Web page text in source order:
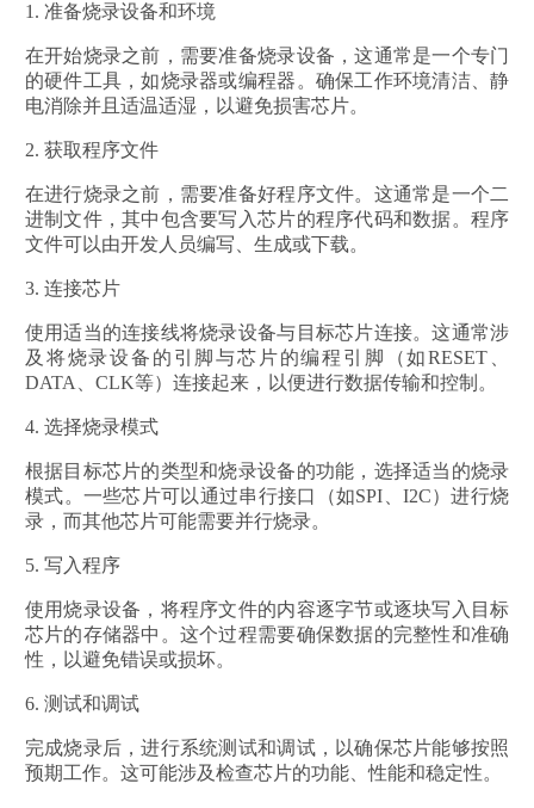
1. 准备烧录设备和环境
在开始烧录之前，需要准备烧录设备，这通常是一个专门
的硬件工具，如烧录器或编程器。确保工作环境清洁、静
电消除并且适温适湿，以避免损害芯片。
2. 获取程序文件
在进行烧录之前，需要准备好程序文件。这通常是一个二
进制文件，其中包含要写入芯片的程序代码和数据。程序
文件可以由开发人员编写、生成或下载。
3. 连接芯片
使用适当的连接线将烧录设备与目标芯片连接。这通常涉
及将烧录设备的引脚与芯片的编程引脚（如RESET、
DATA、CLK等）连接起来，以便进行数据传输和控制。
4. 选择烧录模式
根据目标芯片的类型和烧录设备的功能，选择适当的烧录
模式。一些芯片可以通过串行接口（如SPI、I2C）进行烧
录，而其他芯片可能需要并行烧录。
5. 写入程序
使用烧录设备，将程序文件的内容逐字节或逐块写入目标
芯片的存储器中。这个过程需要确保数据的完整性和准确
性，以避免错误或损坏。
6. 测试和调试
完成烧录后，进行系统测试和调试，以确保芯片能够按照
预期工作。这可能涉及检查芯片的功能、性能和稳定性。